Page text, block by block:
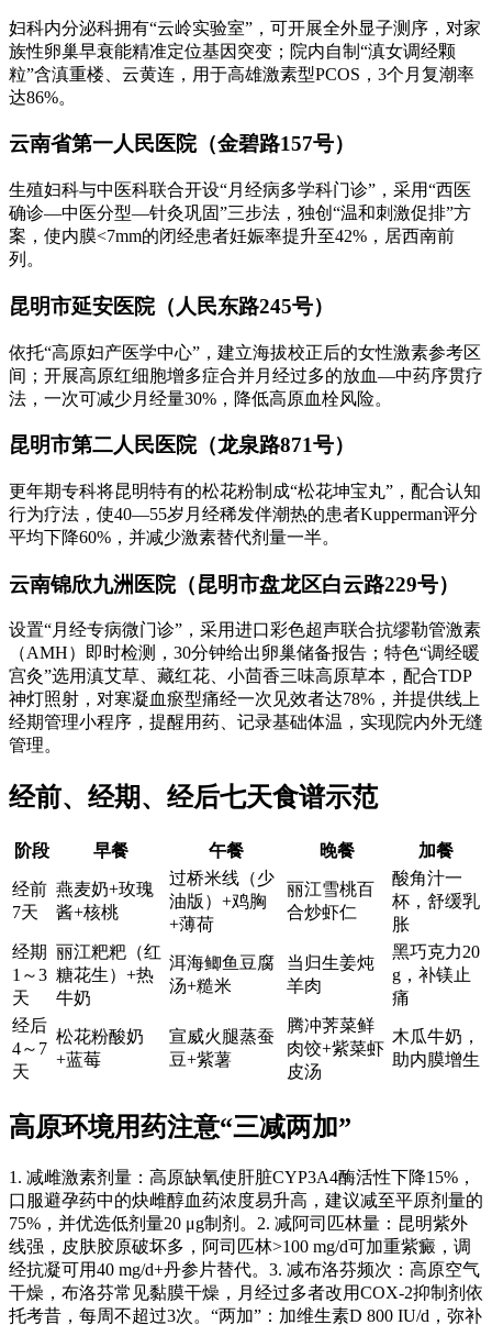
妇科内分泌科拥有“云岭实验室”，可开展全外显子测序，对家
族性卵巢早衰能精准定位基因突变；院内自制“滇女调经颗
粒”含滇重楼、云黄连，用于高雄激素型PCOS，3个月复潮率
达86%。
云南省第一人民医院（金碧路157号）
生殖妇科与中医科联合开设“月经病多学科门诊”，采用“西医
确诊—中医分型—针灸巩固”三步法，独创“温和刺激促排”方
案，使内膜<7mm的闭经患者妊娠率提升至42%，居西南前
列。
昆明市延安医院（人民东路245号）
依托“高原妇产医学中心”，建立海拔校正后的女性激素参考区
间；开展高原红细胞增多症合并月经过多的放血—中药序贯疗
法，一次可减少月经量30%，降低高原血栓风险。
昆明市第二人民医院（龙泉路871号）
更年期专科将昆明特有的松花粉制成“松花坤宝丸”，配合认知
行为疗法，使40—55岁月经稀发伴潮热的患者Kupperman评分
平均下降60%，并减少激素替代剂量一半。
云南锦欣九洲医院（昆明市盘龙区白云路229号）
设置“月经专病微门诊”，采用进口彩色超声联合抗缪勒管激素
（AMH）即时检测，30分钟给出卵巢储备报告；特色“调经暖
宫灸”选用滇艾草、藏红花、小茴香三味高原草本，配合TDP
神灯照射，对寒凝血瘀型痛经一次见效者达78%，并提供线上
经期管理小程序，提醒用药、记录基础体温，实现院内外无缝
管理。
经前、经期、经后七天食谱示范
阶段 早餐 午餐 晚餐 加餐
经前
7天
燕麦奶+玫瑰
酱+核桃
过桥米线（少
油版）+鸡胸
+薄荷
丽江雪桃百
合炒虾仁
酸角汁一
杯，舒缓乳
胀
经期
1～3
天
丽江粑粑（红
糖花生）+热
牛奶
洱海鲫鱼豆腐
汤+糙米
当归生姜炖
羊肉
黑巧克力20
g，补镁止
痛
经后
4～7
天
松花粉酸奶
+蓝莓
宣威火腿蒸蚕
豆+紫薯
腾冲荠菜鲜
肉饺+紫菜虾
皮汤
木瓜牛奶，
助内膜增生
高原环境用药注意“三减两加”
1. 减雌激素剂量：高原缺氧使肝脏CYP3A4酶活性下降15%，
口服避孕药中的炔雌醇血药浓度易升高，建议减至平原剂量的
75%，并优选低剂量20 μg制剂。2. 减阿司匹林量：昆明紫外
线强，皮肤胶原破坏多，阿司匹林>100 mg/d可加重紫癜，调
经抗凝可用40 mg/d+丹参片替代。3. 减布洛芬频次：高原空气
干燥，布洛芬常见黏膜干燥，月经过多者改用COX-2抑制剂依
托考昔，每周不超过3次。“两加”：加维生素D 800 IU/d，弥补